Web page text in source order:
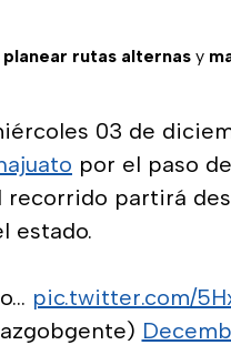
planear rutas alternas y
03 de
por el paso
recorrido partirá
estado.
pic.twitter.com/